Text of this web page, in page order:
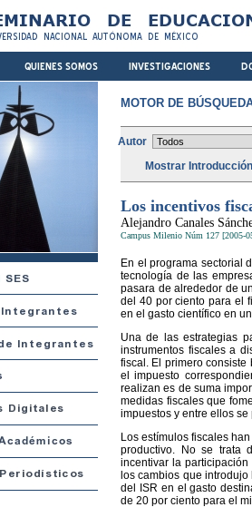
MOTOR DE
Autor
Mostrar
Los incentivos
Alejandro Canales
Campus Milenio Núm 127 [2005-
En el programa sectorial
tecnología de las
pasara de alrededor de
del 40 por ciento para el
en el gasto científico en
Una de las estrategias
instrumentos fiscales a
fiscal. El primero
el impuesto
realizan es de suma
medidas fiscales que
impuestos y entre ellos
Los estímulos fiscales
productivo. No se trata
incentivar la
los cambios que
del ISR en el gasto
de 20 por ciento para el